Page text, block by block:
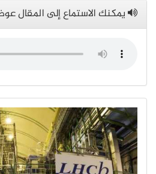
يمكنك الاستماع إلى المقال